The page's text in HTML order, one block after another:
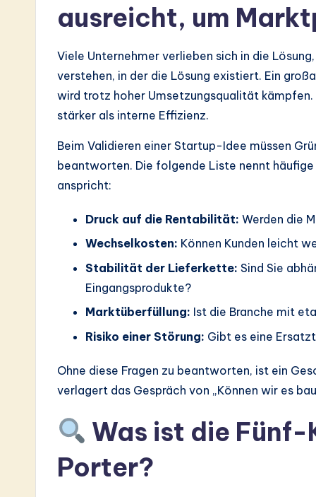
In
ausreicht, um
Viele Unternehmer verlieben sich in die
verstehen, in der die Lösung existiert. Ein
wird trotz hoher Umsetzungsqualität
stärker als interne Effizienz.
Beim Validieren einer Startup-Idee müssen
beantworten. Die folgende Liste nennt
anspricht:
Druck auf die Rentabilität: Werden die
Wechselkosten: Können Kunden leicht
Stabilität der Lieferkette: Sind Sie
Eingangsprodukte?
Marktüberfüllung: Ist die Branche mit
Risiko einer Störung: Gibt es eine
Ohne diese Fragen zu beantworten, ist ein
verlagert das Gespräch von „Können wir es
Was ist die
Porter?